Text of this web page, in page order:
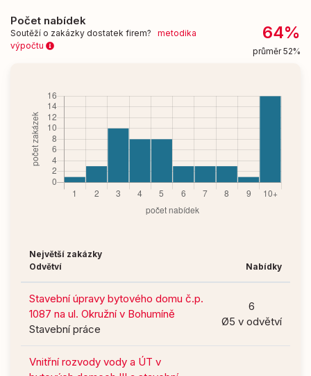
Počet nabídek
Soutěží o zakázky dostatek firem? metodika
výpočtu
64%
průměr 52%
Největší zakázky
Odvětví
Nabídky
Stavební úpravy bytového domu č.p.
1087 na ul. Okružní v Bohumíně
Stavební práce
6
Ø5 v odvětví
Vnitřní rozvody vody a ÚT v